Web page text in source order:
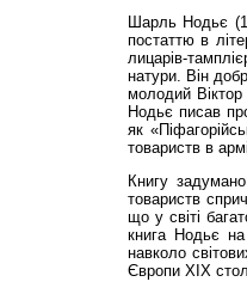
Шарль Нодьє
постаттю в
лицарів-
натури. Він
молодий
Нодьє писав
як
товариств в
Книгу
товариств
що у світі
книга Нодьє
навколо
Європи ХІХ